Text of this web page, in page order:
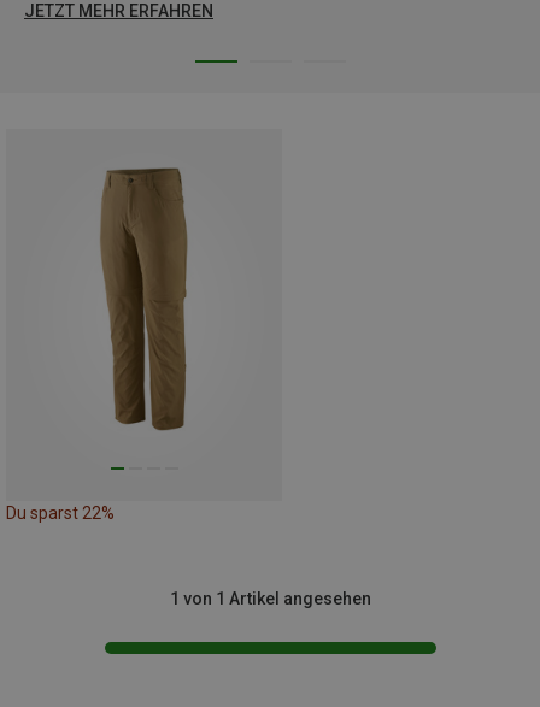
JETZT MEHR ERFAHREN
Du sparst 22%
1 von 1 Artikel angesehen